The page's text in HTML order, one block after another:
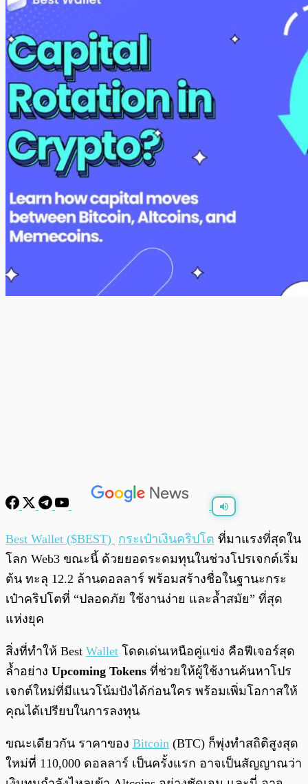
0:00
Best Wallet ($BEST) กระเป๋าเงินคริปโต ที่มาแรงที่สุดใน
โลก Web3 ขณะนี้ ด้วยยอดระดมทุนในช่วงโปรเจกต์เริ่ม
ต้น ทะลุ 12.2 ล้านดอลลาร์ พร้อมสร้างชื่อในฐานะกระ
เป๋าคริปโตที่ “ปลอดภัย ใช้งานง่าย และล้ำสมัย” ที่สุด
แห่งยุค
สิ่งที่ทำให้ Best Wallet โดดเด่นเหนือคู่แข่ง คือฟีเจอร์สุด
ล้ำอย่าง Upcoming Tokens ที่ช่วยให้ผู้ใช้งานค้นหาโปร
เจกต์ใหม่ที่มีแนวโน้มปังได้ก่อนใคร พร้อมเพิ่มโอกาสให้
คุณได้เปรียบในการลงทุน
ขณะเดียวกัน ราคาของ Bitcoin (BTC) ก็พุ่งทำสถิติสูงสุด
ใหม่ที่ 110,000 ดอลลาร์ เป็นครั้งแรก อาจเป็นสัญญาณว่า